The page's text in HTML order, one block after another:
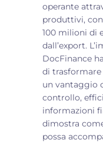
operante
produttivi,
100 milioni di
dall’export.
DocFinance
di
un vantaggio
controllo,
informazioni
dimostra
possa